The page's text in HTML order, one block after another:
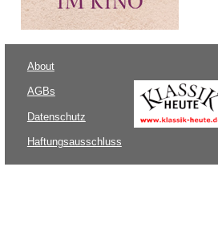
About
AGBs
Datenschutz
Haftungsausschluss